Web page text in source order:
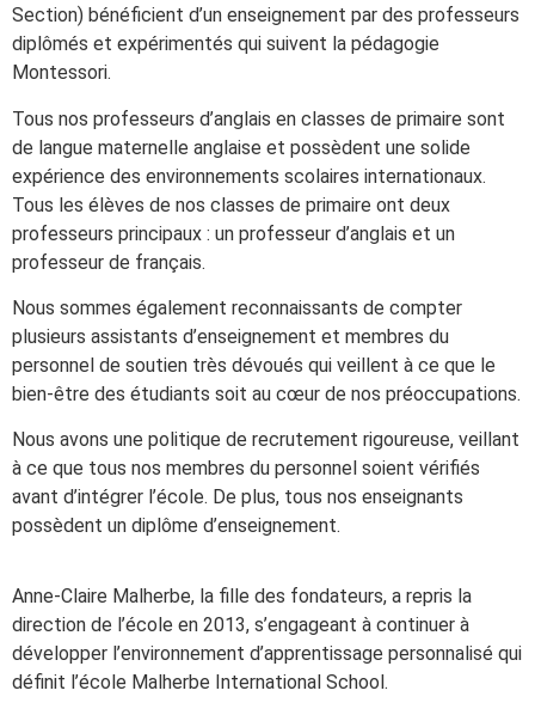
Section) bénéficient d’un enseignement par des professeurs
diplômés et expérimentés qui suivent la pédagogie
Montessori.
Tous nos professeurs d’anglais en classes de primaire sont
de langue maternelle anglaise et possèdent une solide
expérience des environnements scolaires internationaux.
Tous les élèves de nos classes de primaire ont deux
professeurs principaux : un professeur d’anglais et un
professeur de français.
Nous sommes également reconnaissants de compter
plusieurs assistants d’enseignement et membres du
personnel de soutien très dévoués qui veillent à ce que le
bien-être des étudiants soit au cœur de nos préoccupations.
Nous avons une politique de recrutement rigoureuse, veillant
à ce que tous nos membres du personnel soient vérifiés
avant d’intégrer l’école. De plus, tous nos enseignants
possèdent un diplôme d’enseignement.
Anne-Claire Malherbe, la fille des fondateurs, a repris la
direction de l’école en 2013, s’engageant à continuer à
développer l’environnement d’apprentissage personnalisé qui
définit l’école Malherbe International School.